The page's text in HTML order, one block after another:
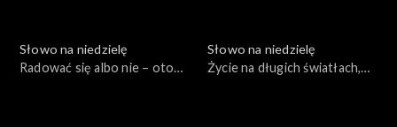
Słowo na niedzielę
Radować się albo nie – oto
Słowo na niedzielę
Życie na długich światłach,